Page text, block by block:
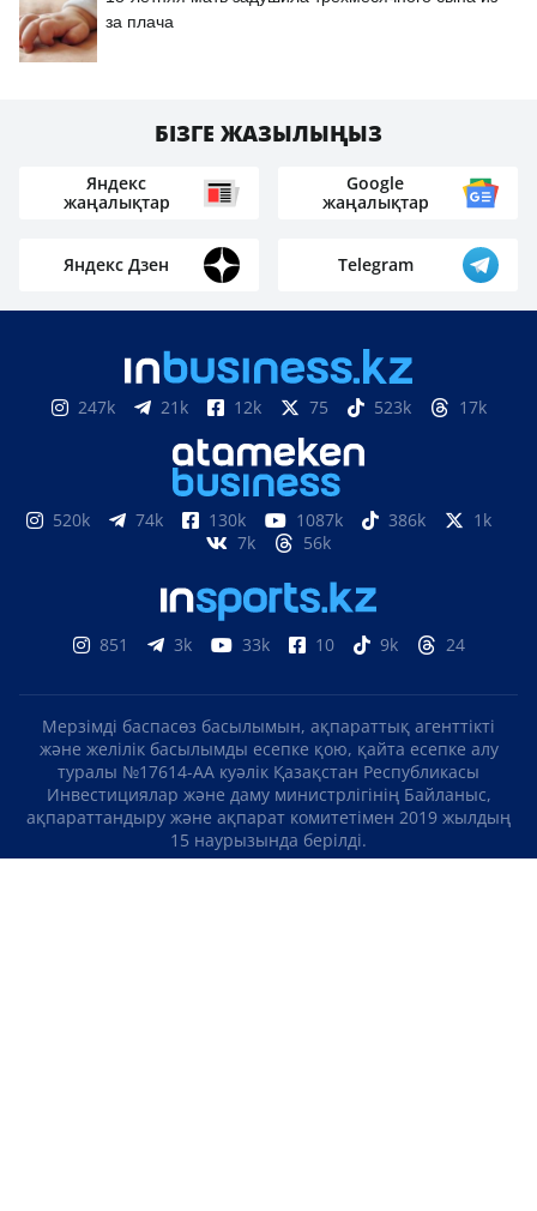
за плача
БІЗГЕ ЖАЗЫЛЫҢЫЗ
Яндекс
жаңалықтар
Google
жаңалықтар
Яндекс Дзен Telegram
247k 21k 12k 75 523k 17k
520k 74k 130k 1087k 386k
1k
7k
56k
851 3k 33k 10 9k 24
Мерзімді баспасөз басылымын, ақпараттық агенттікті
және желілік басылымды есепке қою, қайта есепке алу
туралы №17614-АА куәлік Қазақстан Республикасы
Инвестициялар және даму министрлігінің Байланыс,
ақпараттандыру және ақпарат комитетімен 2019 жылдың
15 наурызында берілді.